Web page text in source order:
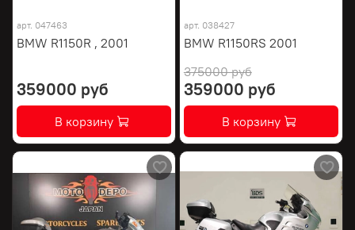
арт. 047463
BMW R1150R , 2001
359000 руб
В корзину
арт. 038427
BMW R1150RS 2001
375000 руб
359000 руб
В корзину